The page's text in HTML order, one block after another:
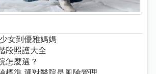
女到優雅媽媽
段照護大全
怎麼選？